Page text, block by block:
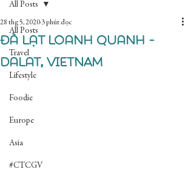
All Posts
Travel
Lifestyle
Foodie
Europe
Asia
#CTCGV
All Posts
Đà Lạt loanh quanh -
Dalat, VIETNAM
28 thg 5, 2020 3 phút đọc